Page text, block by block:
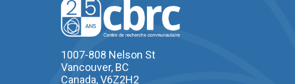
1007-808 Nelson St
Vancouver, BC
Canada, V6Z2H2